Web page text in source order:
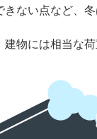
ない点など、
物には相当な荷